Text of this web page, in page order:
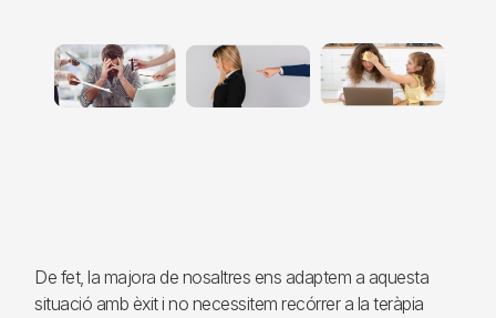
Imagen
De fet, la majora de nosaltres ens adaptem a aquesta
situació amb èxit i no necessitem recórrer a la teràpia